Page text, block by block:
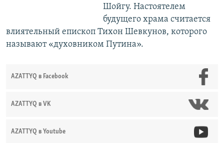
Шойгу. Настоятелем
будущего храма считается
влиятельный епископ Тихон Шевкунов, которого
называют «духовником Путина».
AZATTYQ в Facebook
AZATTYQ в VK
AZATTYQ в Youtube